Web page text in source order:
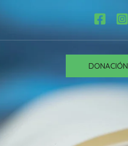
DONACIÓN